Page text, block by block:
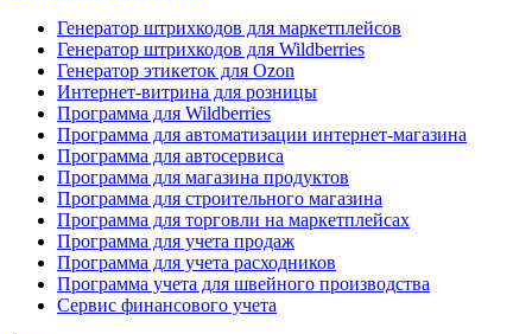
Генератор штрихкодов для маркетплейсов
Генератор штрихкодов для Wildberries
Генератор этикеток для Ozon
Интернет-витрина для розницы
Программа для Wildberries
Программа для автоматизации интернет-магазина
Программа для автосервиса
Программа для магазина продуктов
Программа для строительного магазина
Программа для торговли на маркетплейсах
Программа для учета продаж
Программа для учета расходников
Программа учета для швейного производства
Сервис финансового учета